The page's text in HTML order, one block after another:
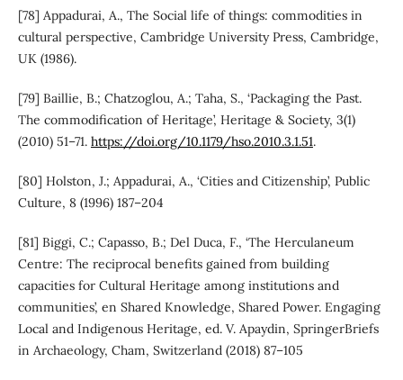
[78] Appadurai, A., The Social life of things: commodities in
cultural perspective, Cambridge University Press, Cambridge,
UK (1986).
[79] Baillie, B.; Chatzoglou, A.; Taha, S., ‘Packaging the Past.
The commodification of Heritage’, Heritage & Society, 3(1)
(2010) 51–71. https://doi.org/10.1179/hso.2010.3.1.51.
[80] Holston, J.; Appadurai, A., ‘Cities and Citizenship’, Public
Culture, 8 (1996) 187–204
[81] Biggi, C.; Capasso, B.; Del Duca, F., ‘The Herculaneum
Centre: The reciprocal benefits gained from building
capacities for Cultural Heritage among institutions and
communities’, en Shared Knowledge, Shared Power. Engaging
Local and Indigenous Heritage, ed. V. Apaydin, SpringerBriefs
in Archaeology, Cham, Switzerland (2018) 87–105